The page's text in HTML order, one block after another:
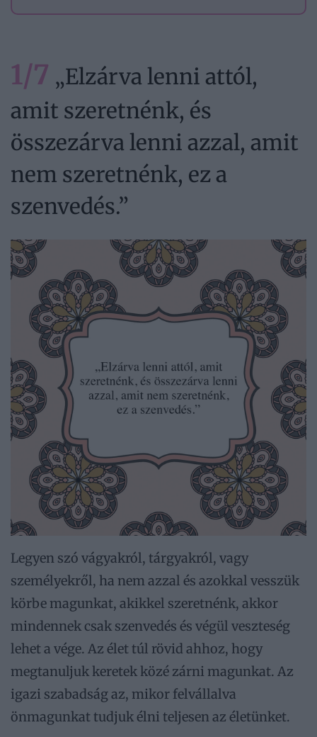
1/7 „Elzárva lenni attól,
amit szeretnénk, és
összezárva lenni azzal, amit
nem szeretnénk, ez a
szenvedés.”
Legyen szó vágyakról, tárgyakról, vagy
személyekről, ha nem azzal és azokkal vesszük
körbe magunkat, akikkel szeretnénk, akkor
mindennek csak szenvedés és végül veszteség
lehet a vége. Az élet túl rövid ahhoz, hogy
megtanuljuk keretek közé zárni magunkat. Az
igazi szabadság az, mikor felvállalva
önmagunkat tudjuk élni teljesen az életünket.